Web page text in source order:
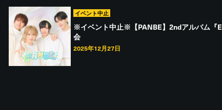
イベント中止
※イベント中止※【PANBE】2ndアルバム『
会
2025年12月27日